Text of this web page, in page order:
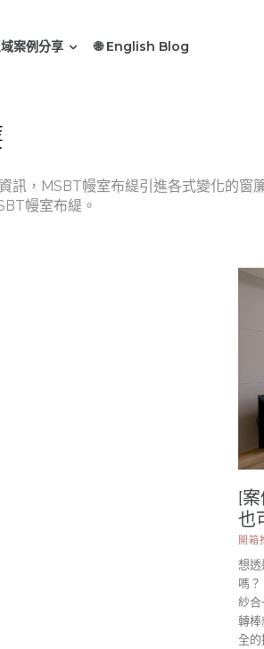
案例分享 🌐 English Blog
訊，MSBT幔室布緹引進各式變化的
幔室布緹。
[
也
開箱
想
嗎
紗
轉
全